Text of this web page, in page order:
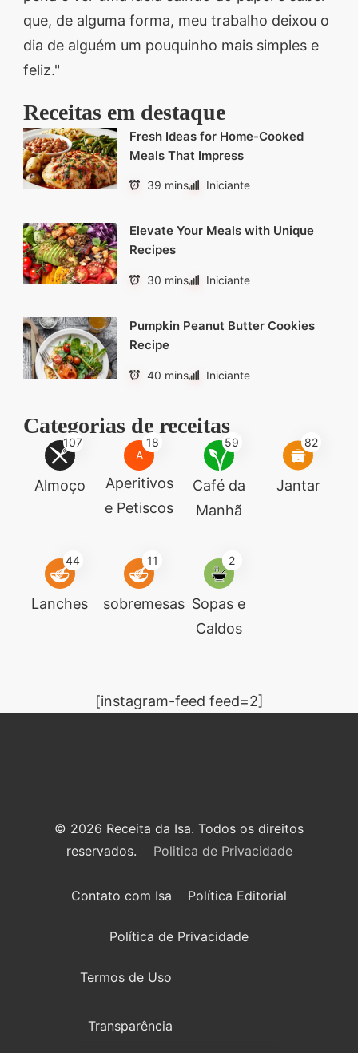
que, de alguma forma, meu trabalho deixou o
dia de alguém um pouquinho mais simples e
feliz."
Receitas em destaque
Fresh Ideas for Home-Cooked
Meals That Impress
39 mins Iniciante
Elevate Your Meals with Unique
Recipes
30 mins Iniciante
Pumpkin Peanut Butter Cookies
Recipe
40 mins Iniciante
Categorias de receitas
107
Almoço
A
18
Aperitivos
e Petiscos
59
Café da
Manhã
82
Jantar
44
Lanches
11
sobremesas
2
Sopas e
Caldos
[instagram-feed feed=2]
© 2026 Receita da Isa. Todos os direitos
reservados.
Politica de Privacidade
Contato com Isa Política Editorial
Política de Privacidade
Termos de Uso
Transparência